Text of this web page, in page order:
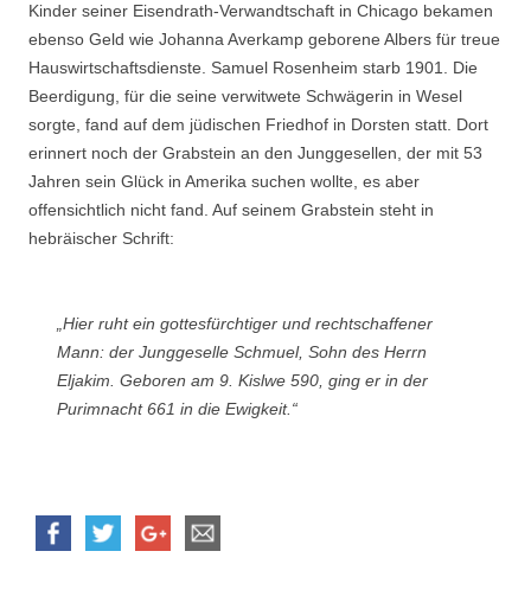
Kinder seiner Eisendrath-Verwandtschaft in Chicago bekamen
ebenso Geld wie Johanna Averkamp geborene Albers für treue
Hauswirtschaftsdienste. Samuel Rosenheim starb 1901. Die
Beerdigung, für die seine verwitwete Schwägerin in Wesel
sorgte, fand auf dem jüdischen Friedhof in Dorsten statt. Dort
erinnert noch der Grabstein an den Junggesellen, der mit 53
Jahren sein Glück in Amerika suchen wollte, es aber
offensichtlich nicht fand. Auf seinem Grabstein steht in
hebräischer Schrift:
„Hier ruht ein gottesfürchtiger und rechtschaffener
Mann: der Junggeselle Schmuel, Sohn des Herrn
Eljakim. Geboren am 9. Kislwe 590, ging er in der
Purimnacht 661 in die Ewigkeit.“